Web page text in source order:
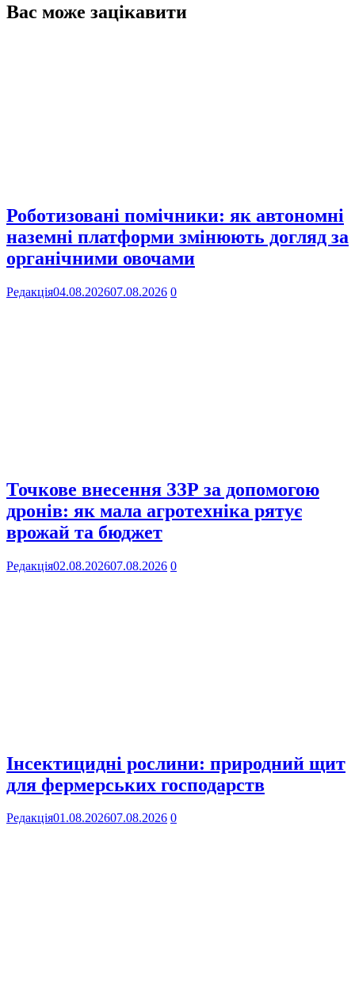
Вас може зацікавити
Роботизовані помічники: як автономні
наземні платформи змінюють догляд за
органічними овочами
Редакція04.08.202607.08.2026 0
Точкове внесення ЗЗР за допомогою
дронів: як мала агротехніка рятує
врожай та бюджет
Редакція02.08.202607.08.2026 0
Інсектицидні рослини: природний щит
для фермерських господарств
Редакція01.08.202607.08.2026 0